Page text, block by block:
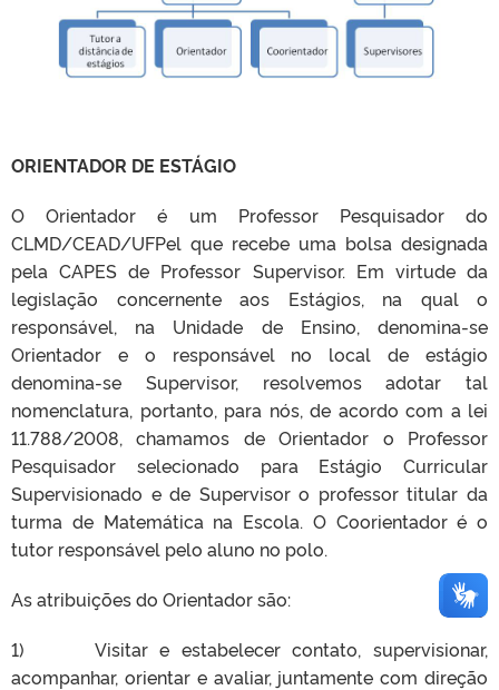
ORIENTADOR DE ESTÁGIO
O Orientador é um Professor Pesquisador do
CLMD/CEAD/UFPel que recebe uma bolsa designada
pela CAPES de Professor Supervisor. Em virtude da
legislação concernente aos Estágios, na qual o
responsável, na Unidade de Ensino, denomina-se
Orientador e o responsável no local de estágio
denomina-se Supervisor, resolvemos adotar tal
nomenclatura, portanto, para nós, de acordo com a lei
11.788/2008, chamamos de Orientador o Professor
Pesquisador selecionado para Estágio Curricular
Supervisionado e de Supervisor o professor titular da
turma de Matemática na Escola. O Coorientador é o
tutor responsável pelo aluno no polo.
As atribuições do Orientador são:
1) Visitar e estabelecer contato, supervisionar,
acompanhar, orientar e avaliar, juntamente com direção